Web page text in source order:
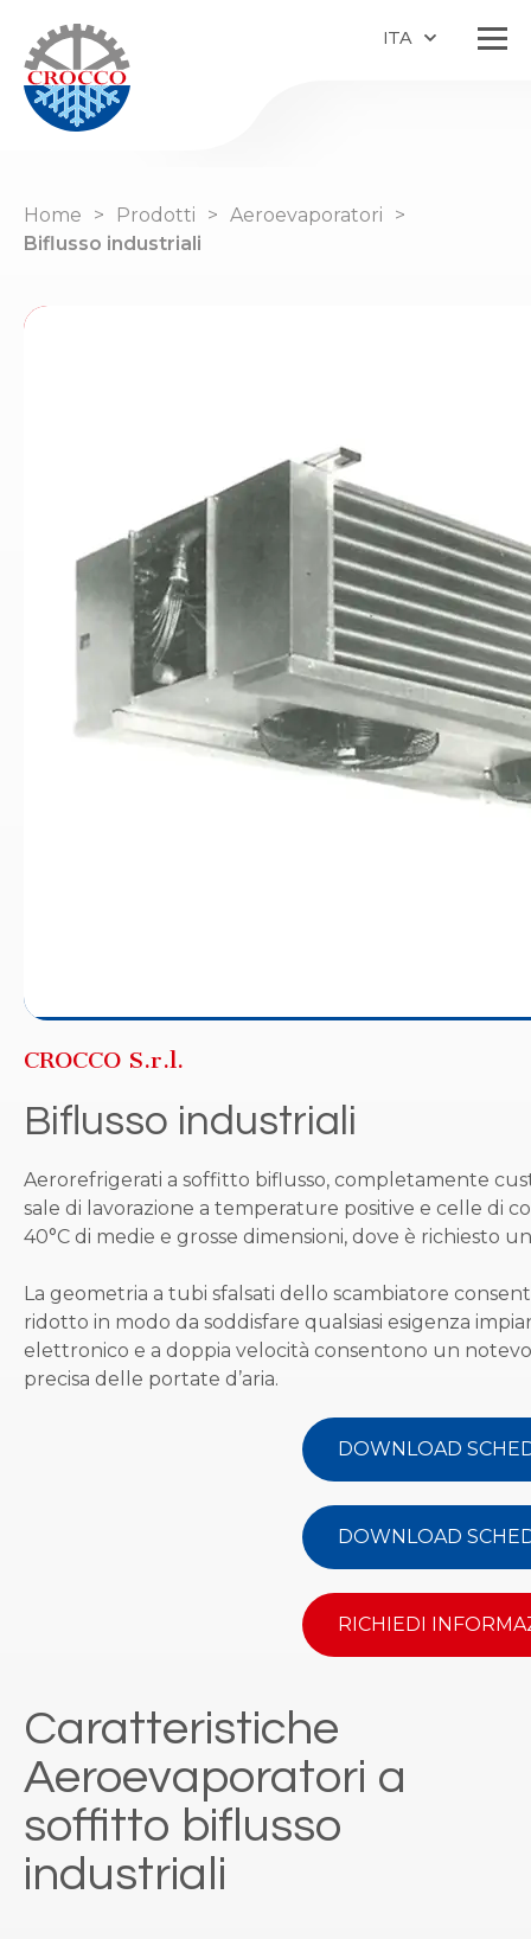
ITA
Home Prodotti
Aeroevaporatori
Biflusso industriali
CROCCO S.r.l.
Biflusso industriali
Aerorefrigerati a soffitto biflusso, completamente
sale di lavorazione a temperature positive e celle di
40°C di medie e grosse dimensioni, dove è richiesto
La geometria a tubi sfalsati dello scambiatore
ridotto in modo da soddisfare qualsiasi esigenza
elettronico e a doppia velocità consentono un
precisa delle portate d’aria.
DOWNLOAD
DOWNLOAD
RICHIEDI
Caratteristiche
Aeroevaporatori a
soffitto biflusso
industriali